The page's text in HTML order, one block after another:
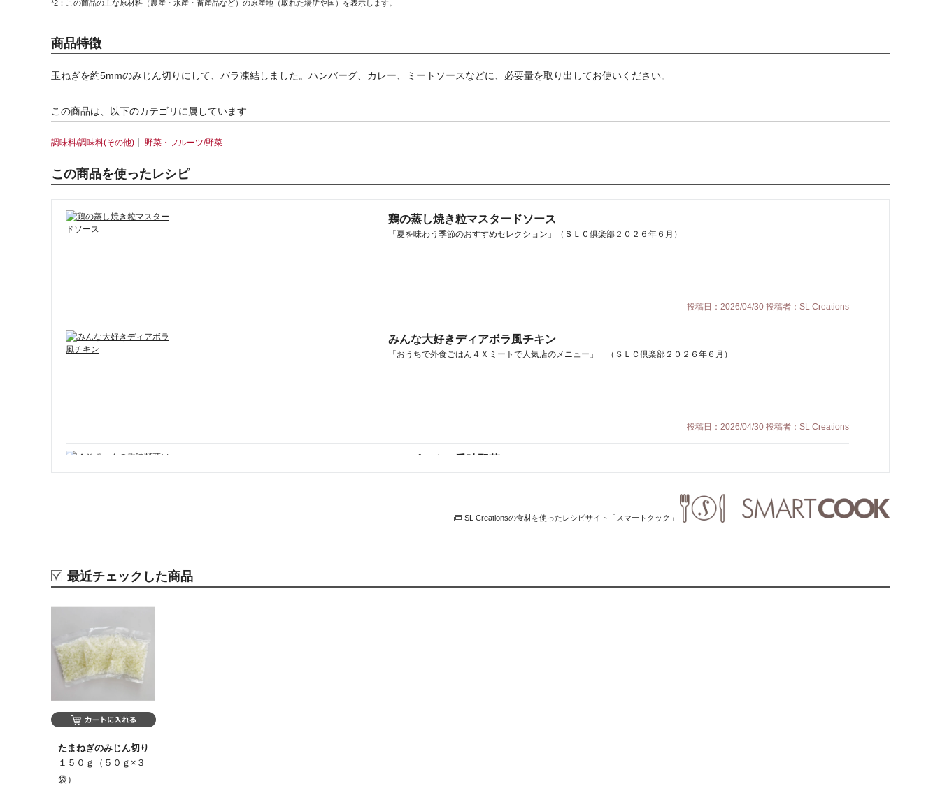
*2：この商品の主な原材料（農産・水産・畜産品など）の原産地（取れた場所や国）を表示します。
商品特徴
玉ねぎを約5mmのみじん切りにして、バラ凍結しました。ハンバーグ、カレー、ミートソースなどに、必要量を取り出してお使いください。
この商品は、以下のカテゴリに属しています
調味料/調味料(その他)｜ 野菜・フルーツ/野菜
この商品を使ったレシピ
鶏の蒸し焼き粒マスタードソース
「夏を味わう季節のおすすめセレクション」（ＳＬＣ倶楽部２０２６年６月）
投稿日：2026/04/30 投稿者：SL Creations
みんな大好きディアボラ風チキン
「おうちで外食ごはん４Ｘミートで人気店のメニュー」 （ＳＬＣ倶楽部２０２６年６月）
投稿日：2026/04/30 投稿者：SL Creations
「４Ｘポーク使い切りレシピ」（ＳＬＣ倶楽部２０２６年４月）
SL Creationsの食材を使ったレシピサイト「スマートクック」
最近チェックした商品
たまねぎのみじん切り
１５０ｇ（５０ｇ×３
袋）